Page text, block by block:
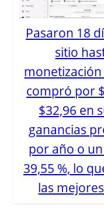
Pasaron 18
sitio
monetización
compró por
$32,96 en
ganancias
por año o
39,55 %, lo
las